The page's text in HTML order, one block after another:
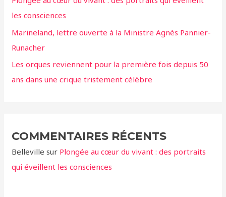
:les consciences
Marineland, lettre ouverte à la Ministre Agnès Pannier-
Runacher
Les orques reviennent pour la première fois depuis 50
ans dans une crique tristement célèbre
COMMENTAIRES RÉCENTS
Belleville sur Plongée au cœur du vivant : des portraits
qui éveillent les consciences